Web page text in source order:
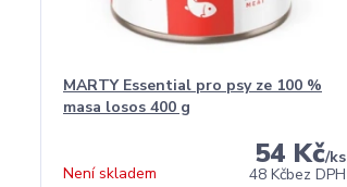
MARTY Essential pro psy ze 100 %
masa losos 400 g
54 Kč/ks
48 Kčbez DPH
Není skladem